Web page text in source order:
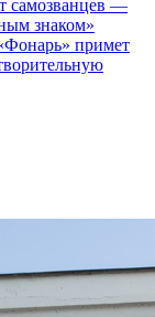
самозванцев —
знаком»
примет